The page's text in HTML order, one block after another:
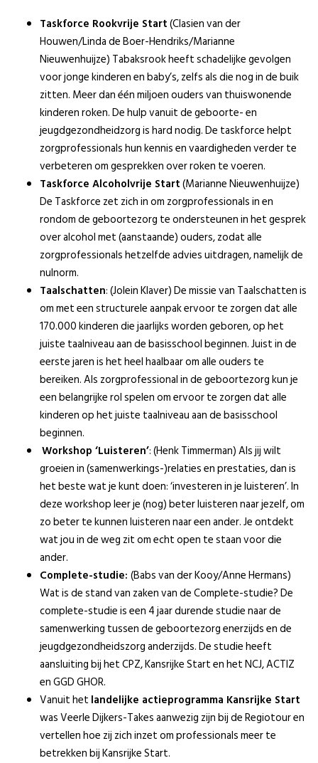
Taskforce Rookvrije Start(Clasien van der
Houwen/Linda de Boer-Hendriks/Marianne
Nieuwenhuijze) Tabaksrook heeft schadelijke gevolgen
voor jonge kinderen en baby’s, zelfs als die nog in de buik
zitten. Meer dan één miljoen ouders van thuiswonende
kinderen roken. De hulp vanuit de geboorte- en
jeugdgezondheidzorg is hard nodig. De taskforce helpt
zorgprofessionals hun kennis en vaardigheden verder te
verbeteren om gesprekken over roken te voeren.
Taskforce Alcoholvrije Start(Marianne Nieuwenhuijze)
De Taskforce zet zich in om zorgprofessionals in en
rondom de geboortezorg te ondersteunen in het gesprek
over alcohol met (aanstaande) ouders, zodat alle
zorgprofessionals hetzelfde advies uitdragen, namelijk de
nulnorm.
Taalschatten: (Jolein Klaver) De missie van Taalschatten is
om met een structurele aanpak ervoor te zorgen dat alle
170.000 kinderen die jaarlijks worden geboren, op het
juiste taalniveau aan de basisschool beginnen. Juist in de
eerste jaren is het heel haalbaar om alle ouders te
bereiken. Als zorgprofessional in de geboortezorg kun je
een belangrijke rol spelen om ervoor te zorgen dat alle
kinderen op het juiste taalniveau aan de basisschool
beginnen.
Workshop ‘Luisteren’: (Henk Timmerman) Als jij wilt
groeien in (samenwerkings-)relaties en prestaties, dan is
het beste wat je kunt doen: ‘investeren in je luisteren’. In
deze workshop leer je (nog) beter luisteren naar jezelf, om
zo beter te kunnen luisteren naar een ander. Je ontdekt
wat jou in de weg zit om echt open te staan voor die
ander.
Complete-studie: (Babs van der Kooy/Anne Hermans)
Wat is de stand van zaken van de Complete-studie? De
complete-studie is een 4 jaar durende studie naar de
samenwerking tussen de geboortezorg enerzijds en de
jeugdgezondheidszorg anderzijds. De studie heeft
aansluiting bij het CPZ, Kansrijke Start en het NCJ, ACTIZ
en GGD GHOR.
Vanuit het landelijke actieprogramma Kansrijke Start
was Veerle Dijkers-Takes aanwezig zijn bij de Regiotour en
vertellen hoe zij zich inzet om professionals meer te
betrekken bij Kansrijke Start.